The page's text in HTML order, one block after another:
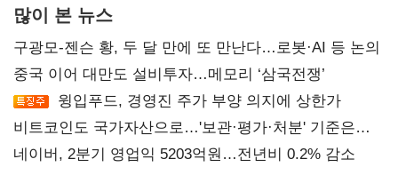
많이 본 뉴스
구광모-젠슨 황, 두 달 만에 또 만난다…로봇·AI 등 논의
중국 이어 대만도 설비투자…메모리 ‘삼국전쟁’
윙입푸드, 경영진 주가 부양 의지에 상한가
비트코인도 국가자산으로…'보관·평가·처분' 기준은
숙제
네이버, 2분기 영업익 5203억원…전년비 0.2% 감소